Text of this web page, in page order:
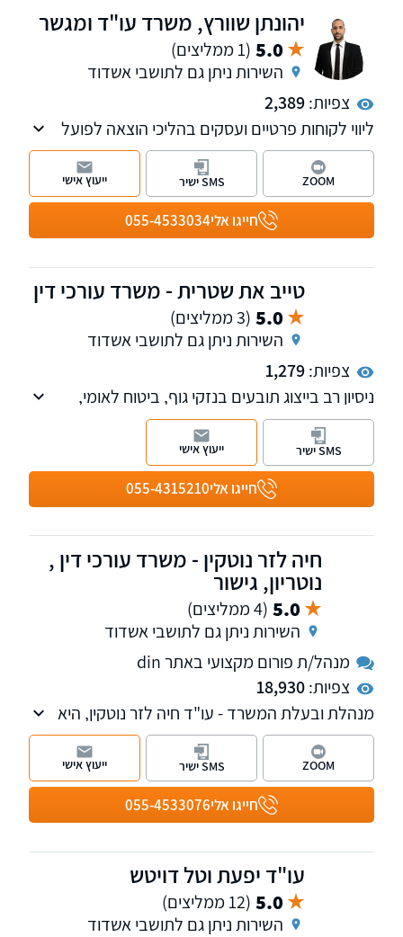
יהונתן שוורץ, משרד עו"ד ומגשר
5.0 (1 ממליצים)
השירות ניתן גם לתושבי אשדוד
צפיות:2,389
ליווי לקוחות פרטיים ועסקים בהליכי הוצאה לפועל
וחדלות פירעון-פשיטת רגל, לשון הרע, סכסוכי
שכנים, ליקויי בניה, מכר במקרקעין, תביעות
כספיות, עריכת ייפוי כוח מתמשך, בנקאות וגביית
חובות עבור לקוחות פרטיים ועסקיים
חייגו אלי055-4533034
ZOOM SMS ישיר ייעוץ אישי
טייב את שטרית - משרד עורכי דין
5.0 (3 ממליצים)
השירות ניתן גם לתושבי אשדוד
צפיות:1,279
ניסיון רב בייצוג תובעים בנזקי גוף, ביטוח לאומי,
תאונות דרכים, תביעות ביטוח, תאונות עבודה,
רשלנות רפואית, משרד הביטחון.
חייגו אלי055-4315210
SMS ישיר ייעוץ אישי
חיה לזר נוטקין - משרד עורכי דין ,
נוטריון, גישור
5.0 (4 ממליצים)
השירות ניתן גם לתושבי אשדוד
מנהל/ת פורום מקצועי באתר din
צפיות:18,930
מנהלת ובעלת המשרד - עו"ד חיה לזר נוטקין, היא
נוטריון ומגשרת, מעל 20 שנות ניסיון בדיני משפחה.
בעלת תואר שני במשפטים.
חייגו אלי055-4533076
ZOOM SMS ישיר ייעוץ אישי
עו"ד יפעת וטל דויטש
5.0 (12 ממליצים)
השירות ניתן גם לתושבי אשדוד